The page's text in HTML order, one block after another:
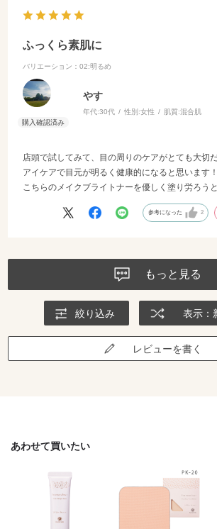
ふっくら素肌に
バリエーション：02:明るめ
やす
年代:30代 性別:女性 肌質:混合肌
店頭で試してみて、目の周りのケアがとても大切
アイケアで目元が明るく健康的になると思います
こちらのメイクブライトナーを優しく塗り労ろう
参考になった 2
もっと見る
絞り込み 表示：
レビューを書く
あわせて買いたい